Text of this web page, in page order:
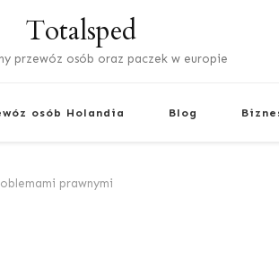
Totalsped
przewóz osób oraz paczek w europie
osób Holandia Blog
prawnymi